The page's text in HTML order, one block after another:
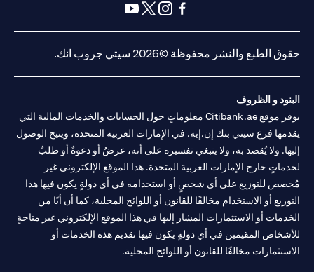
opens in a new tab
opens in a new tab
حقوق الطبع والنشر محفوظة ©2026 سيتي جروب انك.
البنود و الظروف
يوفر موقع Citibank.ae معلوماتٍ حول الحسابات والخدمات المالية التي
يقدمها فرع سيتي بنك إن.إيه. في الإمارات العربية المتحدة، ويتيح الوصول
إليها. ولا يُقصد به، ولا ينبغي تفسيره على أنه، عرضٌ أو دعوةٌ أو طلبٌ
لخدماتٍ خارج الإمارات العربية المتحدة. هذا الموقع الإلكتروني غير
مُخصص للتوزيع على أي شخصٍ أو استخدامه في أي دولةٍ يكون فيها هذا
التوزيع أو الاستخدام مخالفًا للقانون أو اللوائح المحلية، كما أن أيًا من
الخدمات أو الاستثمارات المشار إليها في هذا الموقع الإلكتروني غير متاحةٍ
للأشخاص المقيمين في أي دولةٍ يكون فيها تقديم هذه الخدمات أو
الاستثمارات مخالفًا للقانون أو اللوائح المحلية.